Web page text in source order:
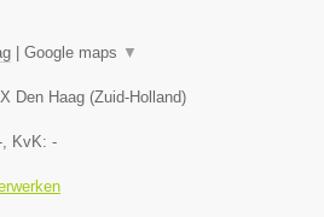
Google maps ▼
Den Haag (Zuid-Holland)
, KvK: -